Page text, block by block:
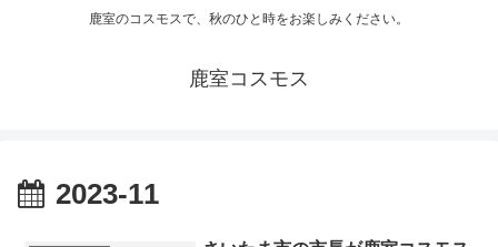
鹿室のコスモスで、秋のひと時をお楽しみください。
鹿室コスモス
2023-11